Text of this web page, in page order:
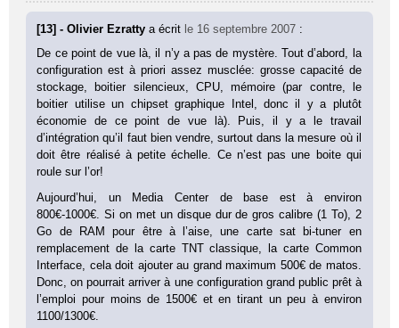
[13] - Olivier Ezrattya écrit le 16 septembre 2007 :
De ce point de vue là, il n’y a pas de mystère. Tout d’abord, la
configuration est à priori assez musclée: grosse capacité de
stockage, boitier silencieux, CPU, mémoire (par contre, le
boitier utilise un chipset graphique Intel, donc il y a plutôt
économie de ce point de vue là). Puis, il y a le travail
d’intégration qu’il faut bien vendre, surtout dans la mesure où il
doit être réalisé à petite échelle. Ce n’est pas une boite qui
roule sur l’or!
Aujourd’hui, un Media Center de base est à environ
800€-1000€. Si on met un disque dur de gros calibre (1 To), 2
Go de RAM pour être à l’aise, une carte sat bi-tuner en
remplacement de la carte TNT classique, la carte Common
Interface, cela doit ajouter au grand maximum 500€ de matos.
Donc, on pourrait arriver à une configuration grand public prêt à
l’emploi pour moins de 1500€ et en tirant un peu à environ
1100/1300€.